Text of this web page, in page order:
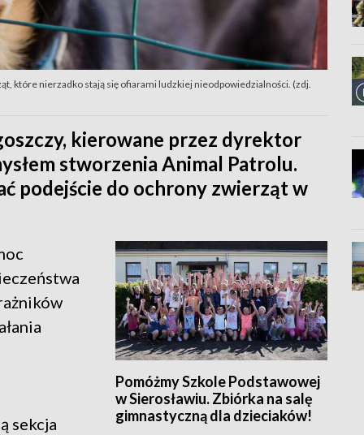
które nierzadko stają się ofiarami ludzkiej nieodpowiedzialności. (zdj.
kierowane przez dyrektor
stworzenia Animal Patrolu.
podejście do ochrony zwierząt w
Pomóżmy Szkole Podstawowej
w Sierosławiu. Zbiórka na salę
gimnastyczną dla dzieciaków!
sekcja